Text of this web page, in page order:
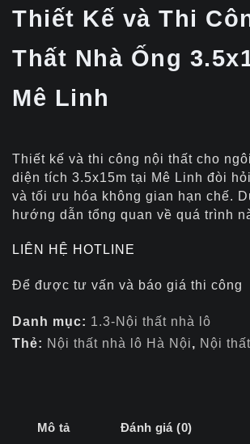
Thiết Kế và Thi
Thất Nhà Ống
Mê Linh
Thiết kế và thi công nội thất cho
diện tích 3.5x15m tại Mê Linh đòi
và tối ưu hóa không gian hạn chế.
hướng dẫn tổng quan về quá trình
LIÊN HỆ HOTLINE
Để được tư vấn và báo giá thi công
Danh mục: 1.3-Nội thất nhà lô
Thẻ: Nội thất nhà lô Hà Nội, Nội
Mô tả Đánh giá (0)